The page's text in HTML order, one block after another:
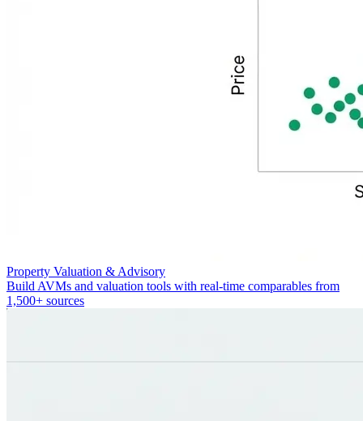
Property Valuation & Advisory
Build AVMs and valuation tools with real-time comparables from
1,500+ sources